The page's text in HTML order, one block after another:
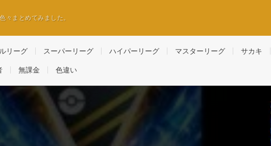
々まとめてみました。
リーグ スーパーリーグ ハイパーリーグ マスターリーグ サカキ
無課金 色違い